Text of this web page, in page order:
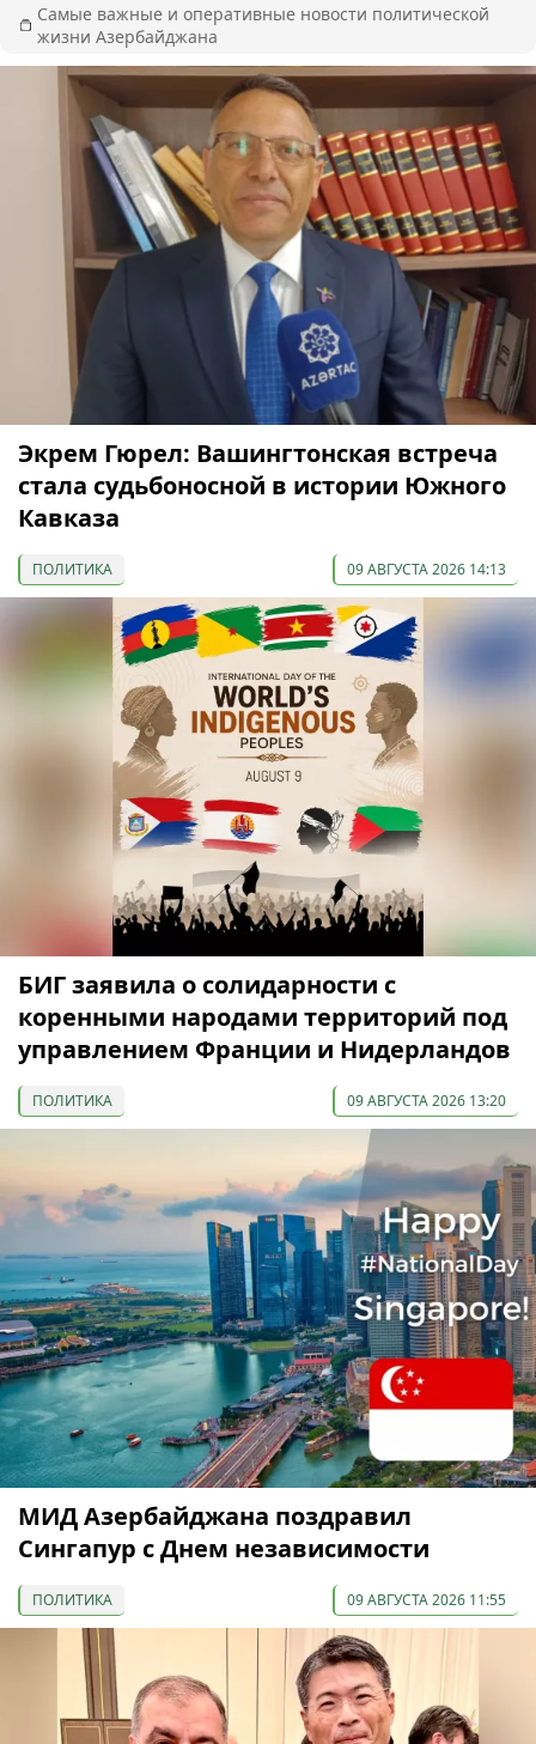
Самые важные и оперативные новости политической
жизни Азербайджана
Экрем Гюрел: Вашингтонская встреча
стала судьбоносной в истории Южного
Кавказа
ПОЛИТИКА 09 АВГУСТА 2026 14:13
БИГ заявила о солидарности с
коренными народами территорий под
управлением Франции и Нидерландов
ПОЛИТИКА 09 АВГУСТА 2026 13:20
МИД Азербайджана поздравил
Сингапур с Днем независимости
ПОЛИТИКА 09 АВГУСТА 2026 11:55